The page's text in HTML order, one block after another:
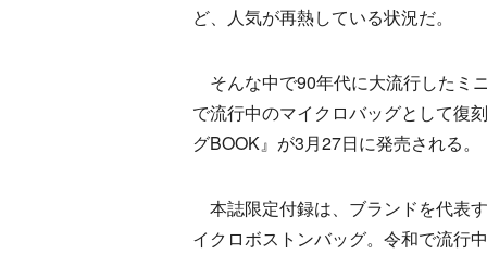
ど、人気が再熱している状況だ。
そんな中で90年代に大流行したミ
で流行中のマイクロバッグとして復
グBOOK』が3月27日に発売される。
本誌限定付録は、ブランドを代表
イクロボストンバッグ。令和で流行